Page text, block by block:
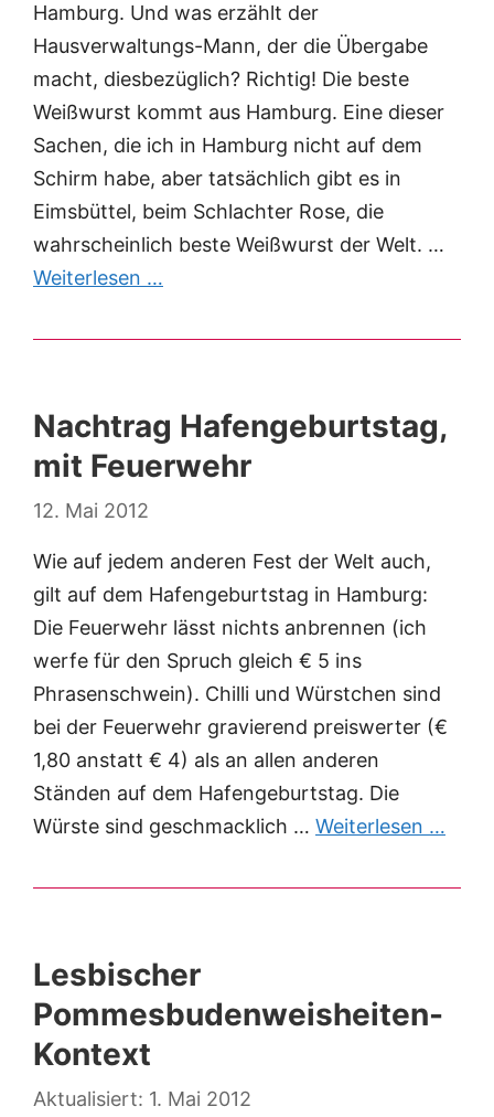
Hamburg. Und was erzählt der
Hausverwaltungs-Mann, der die Übergabe
macht, diesbezüglich? Richtig! Die beste
Weißwurst kommt aus Hamburg. Eine dieser
Sachen, die ich in Hamburg nicht auf dem
Schirm habe, aber tatsächlich gibt es in
Eimsbüttel, beim Schlachter Rose, die
wahrscheinlich beste Weißwurst der Welt. …
Weiterlesen …
Nachtrag Hafengeburtstag,
mit Feuerwehr
12. Mai 2012
Wie auf jedem anderen Fest der Welt auch,
gilt auf dem Hafengeburtstag in Hamburg:
Die Feuerwehr lässt nichts anbrennen (ich
werfe für den Spruch gleich € 5 ins
Phrasenschwein). Chilli und Würstchen sind
bei der Feuerwehr gravierend preiswerter (€
1,80 anstatt € 4) als an allen anderen
Ständen auf dem Hafengeburtstag. Die
Würste sind geschmacklich … Weiterlesen …
Lesbischer
Pommesbudenweisheiten-
Kontext
1. Mai 2012